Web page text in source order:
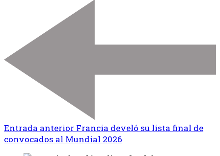
Entrada anterior Francia develó su lista final de
convocados al Mundial 2026